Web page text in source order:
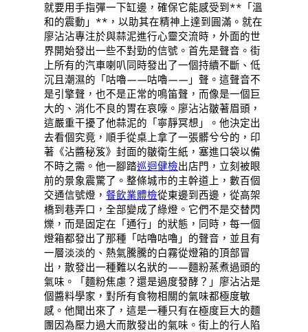
就要用手指彈一下缸邊，確保它能感受到**「溫
和的震動」**，以助其在精神上達到圓滿。就在
廖沾沾專注於與蒜泥進行心靈交流時，外面的世
界開始發出一些不對勁的信號。首先是聲音。街
上所有的汽車喇叭同時發出了一個持續不斷、低
沉且潮濕的「咕嚕——咕嚕——」聲。這聲音不
是引擎聲，也不是正常的鳴笛聲，而像是一個巨
大的、消化不良的胃在哀嚎。廖沾沾皺著眉頭，
這嚴重干擾了他蒜泥的「寧靜冥想」。他決定出
去看個究竟，順手從桌上拿了一張髒兮兮的，印
著《沾醬秘笈》封面的皺衛生紙，塞進口袋以備
不時之需。他一腳踏巡迴健檢出店門，立刻被眼
前的景象震驚了。整條城市的主幹道上，數百個
交通信號燈，餐飲業體檢從東邊到西邊，從高架
橋到巷弄口，全部變成了綠燈。它們不是交替閃
爍，而是固定在「通行」的狀態，同時，每一個
燈箱都發出了那種「咕嚕咕嚕」的聲音，並且有
一層淡淡的、熱氣騰騰的白霧從燈箱的頂部冒
出，散發出一種難以名狀的——麵粉蒸煮過頭的
氣味。「麵粉焦慮？還是過度發酵？」廖沾沾是
個醬料學家，對所有食物相關的氣味都極度敏
感。他聞出來了，這是一種只有在極度巨大的麵
團因為壓力過大而散發出的氣味。街上的行人陷